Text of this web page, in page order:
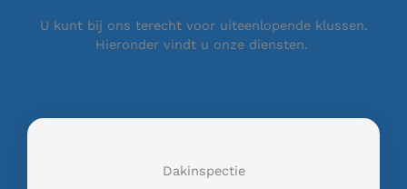
U kunt bij ons terecht voor uiteenlopende klussen.
Hieronder vindt u onze diensten.
Dakinspectie